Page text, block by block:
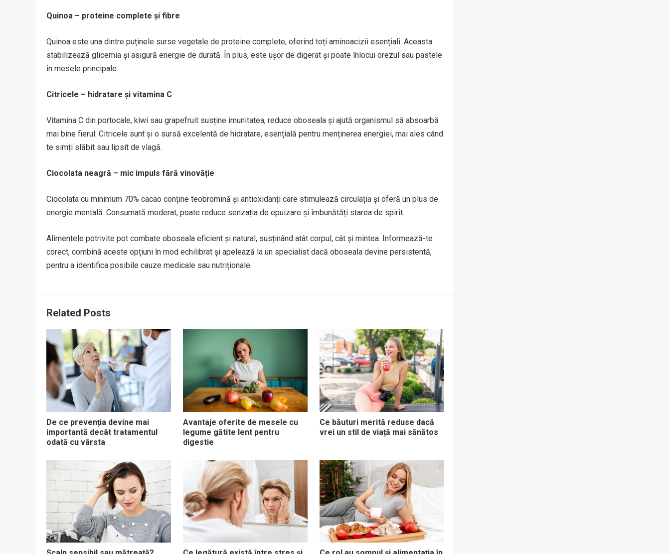
Quinoa – proteine complete și fibre
Quinoa este una dintre puținele surse vegetale de proteine complete, oferind toți aminoacizii esențiali. Aceasta
stabilizează glicemia și asigură energie de durată. În plus, este ușor de digerat și poate înlocui orezul sau pastele
în mesele principale.
Citricele – hidratare și vitamina C
Vitamina C din portocale, kiwi sau grapefruit susține imunitatea, reduce oboseala și ajută organismul să absoarbă
mai bine fierul. Citricele sunt și o sursă excelentă de hidratare, esențială pentru menținerea energiei, mai ales când
te simți slăbit sau lipsit de vlagă.
Ciocolata neagră – mic impuls fără vinovăție
Ciocolata cu minimum 70% cacao conține teobromină și antioxidanți care stimulează circulația și oferă un plus de
energie mentală. Consumată moderat, poate reduce senzația de epuizare și îmbunătăți starea de spirit.
Alimentele potrivite pot combate oboseala eficient și natural, susținând atât corpul, cât și mintea. Informează-te
corect, combină aceste opțiuni în mod echilibrat și apelează la un specialist dacă oboseala devine persistentă,
pentru a identifica posibile cauze medicale sau nutriționale.
Related Posts
De ce prevenția devine mai
importantă decât tratamentul
odată cu vârsta
Avantaje oferite de mesele cu
legume gătite lent pentru
digestie
Ce băuturi merită reduse dacă
vrei un stil de viață mai sănătos